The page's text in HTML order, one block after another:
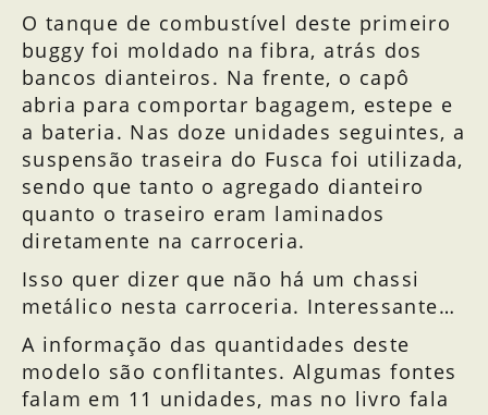
O tanque de combustível deste primeiro
buggy foi moldado na fibra, atrás dos
bancos dianteiros. Na frente, o capô
abria para comportar bagagem, estepe e
a bateria. Nas doze unidades seguintes, a
suspensão traseira do Fusca foi utilizada,
sendo que tanto o agregado dianteiro
quanto o traseiro eram laminados
diretamente na carroceria.
Isso quer dizer que não há um chassi
metálico nesta carroceria. Interessante…
A informação das quantidades deste
modelo são conflitantes. Algumas fontes
falam em 11 unidades, mas no livro fala